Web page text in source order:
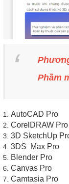
Phầm
AutoCAD Pro
CorelDRAW Pro
3D SketchUp
3DS Max Pro
Blender Pro
Canvas Pro
Camtasia Pro